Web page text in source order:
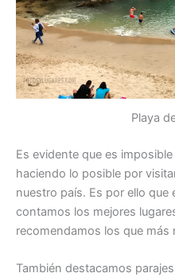
Playa
Es evidente que es
haciendo lo posible por
nuestro país. Es por ello que
contamos los mejores
recomendamos los que más
También destacamos